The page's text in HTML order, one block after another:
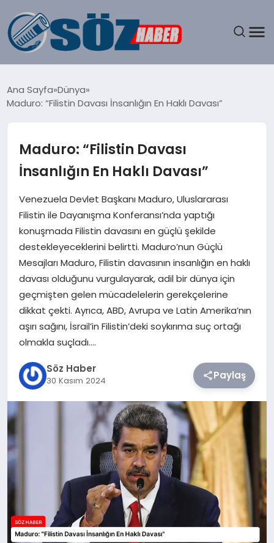
MAGAZIN
EKONOMI
SAĞLIK
DÜNYA
TEKNOLOJI
SIYASET
YAŞAM
Ana Sayfa Dünya
Maduro: “Filistin Davası İnsanlığın En Haklı Davası”
Maduro: “Filistin Davası
İnsanlığın En Haklı Davası”
Venezuela Devlet Başkanı Maduro, Uluslararası
Filistin ile Dayanışma Konferansı’nda yaptığı
konuşmada Filistin davasını en güçlü şekilde
destekleyeceklerini belirtti. Maduro’nun Güçlü
Mesajları Maduro, Filistin davasının insanlığın en haklı
davası olduğunu vurgulayarak, adil bir dünya için
geçmişten gelen mücadelelerin gerekçelerine
dikkat çekti. Ayrıca, ABD, Avrupa ve Latin Amerika’nın
aşırı sağını, İsrail’in Filistin’deki soykırıma suç ortağı
olmakla suçladı….
Söz Haber
30 Kasım 2024 Paylaş